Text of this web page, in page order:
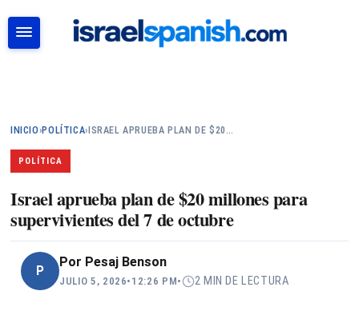
INICIO›POLÍTICA› ISRAEL APRUEBA PLAN DE $20…
POLÍTICA
Israel aprueba plan de $20 millones para
supervivientes del 7 de octubre
P
Por Pesaj Benson
JULIO 5, 2026• 12:26 PM• 2 MIN DE LECTURA